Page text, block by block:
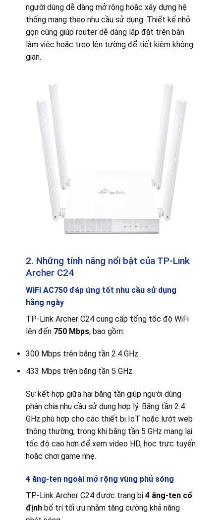
người dùng dễ dàng mở rộng hoặc xây dựng hệ
thống mạng theo nhu cầu sử dụng. Thiết kế nhỏ
gọn cũng giúp router dễ dàng lắp đặt trên bàn
làm việc hoặc treo lên tường để tiết kiệm không
gian.
2. Những tính năng nổi bật của TP-Link
Archer C24
WiFi AC750 đáp ứng tốt nhu cầu sử dụng
hằng ngày
TP-Link Archer C24 cung cấp tổng tốc độ WiFi
lên đến 750 Mbps, bao gồm:
300 Mbps trên băng tần 2.4 GHz.
433 Mbps trên băng tần 5 GHz.
Sự kết hợp giữa hai băng tần giúp người dùng
phân chia nhu cầu sử dụng hợp lý. Băng tần 2.4
GHz phù hợp cho các thiết bị IoT hoặc lướt web
thông thường, trong khi băng tần 5 GHz mang lại
tốc độ cao hơn để xem video HD, học trực tuyến
hoặc chơi game nhẹ.
4 ăng-ten ngoài mở rộng vùng phủ sóng
TP-Link Archer C24 được trang bị 4 ăng-ten cố
địnhbố trí tối ưu nhằm tăng cường khả năng